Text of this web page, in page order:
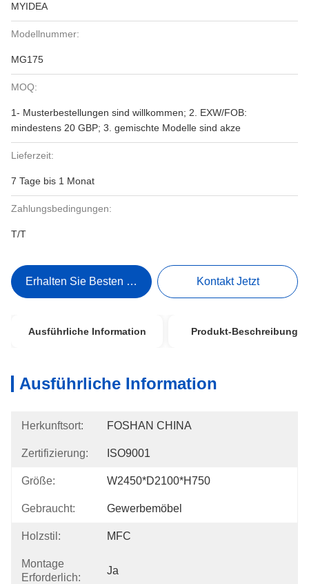
MYIDEA
Modellnummer:
MG175
MOQ:
1- Musterbestellungen sind willkommen; 2. EXW/FOB:
mindestens 20 GBP; 3. gemischte Modelle sind akze
Lieferzeit:
7 Tage bis 1 Monat
Zahlungsbedingungen:
T/T
Erhalten Sie Besten Preis Kontakt Jetzt
Ausführliche Information Produkt-Beschreibung
Ausführliche Information
Herkunftsort: FOSHAN CHINA
Zertifizierung: ISO9001
Größe: W2450*D2100*H750
Gebraucht: Gewerbemöbel
Holzstil: MFC
Montage
Erforderlich:
Ja